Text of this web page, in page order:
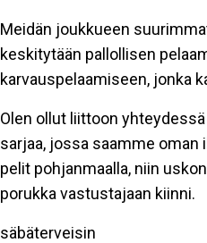
Meidän joukkueen
keskitytään pallollisen
karvauspelaamiseen, jonka
Olen ollut liittoon
sarjaa, jossa saamme oman
pelit pohjanmaalla, niin
porukka vastustajaan kiinni.
säbäterveisin